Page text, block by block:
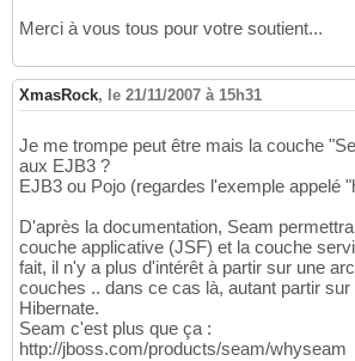
Merci à vous tous pour votre soutient...
XmasRock, le 21/11/2007 à 15h31
Je me trompe peut être mais la couche
aux EJB3 ?
EJB3 ou Pojo (regardes l'exemple appelé
D'après la documentation, Seam
couche applicative (JSF) et la couche
fait, il n'y a plus d'intérêt à partir sur une
couches .. dans ce cas là, autant partir sur
Hibernate.
Seam c'est plus que ça :
http://jboss.com/products/seam/whyseam